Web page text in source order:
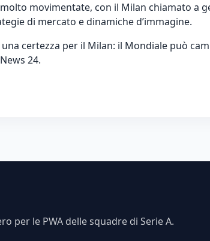
movimentate, con il Milan chiamato a
di mercato e dinamiche d’immagine.
certezza per il Milan: il Mondiale può
24.
per le PWA delle squadre di Serie A.